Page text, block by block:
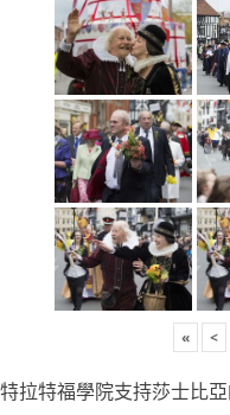
« <
拉特福學院支持莎士比